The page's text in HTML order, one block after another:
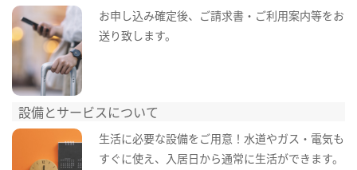
お申し込み確定後、ご請求書・ご利用案内等をお
送り致します。
設備とサービスについて
生活に必要な設備をご用意！水道やガス・電気も
すぐに使え、入居日から通常に生活ができます。